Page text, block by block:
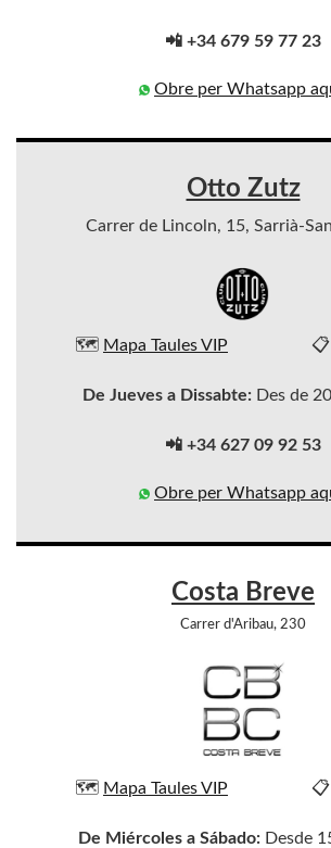
📲 +34 679 59 77 23
Obre per Whatsapp
Otto Zutz
Carrer de Lincoln, 15, Sarrià-
🗺️ Mapa Taules VIP 📋
De Jueves a Dissabte:Des de
📲 +34 627 09 92 53
Obre per Whatsapp
Costa Breve
Carrer d'Aribau, 230
🗺️ Mapa Taules VIP 📋
De Miércoles a Sábado:Desde